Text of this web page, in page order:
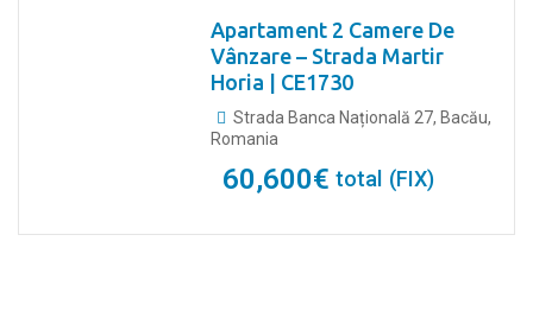
Apartament 2 Camere De
Vânzare – Strada Martir
Horia | CE1730
Strada Banca Națională 27, Bacău,
Romania
60,600€ total (FIX)